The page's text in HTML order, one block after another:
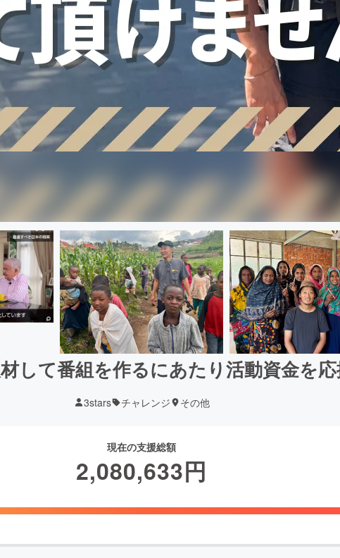
して番組を作るにあたり活動資金を応
3stars チャレンジ その他
現在の支援総額
2,080,633円